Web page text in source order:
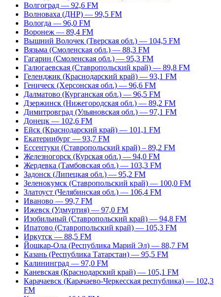
Волгоград — 92,6 FM
Волноваха (ДНР) — 99,5 FM
Вологда — 96,0 FM
Воронеж — 89,4 FM
Вышний Волочек (Тверская обл.) — 104,5 FM
Вязьма (Смоленская обл.) — 88,3 FM
Гагарин (Смоленская обл.) — 95,3 FM
Галюгаевская (Ставропольский край) — 89,8 FM
Геленджик (Краснодарский край) — 93,1 FM
Геническ (Херсонская обл.) — 96,6 FM
Далматово (Курганская обл.) — 96,5 FM
Дзержинск (Нижегородская обл.) — 89,2 FM
Димитровград (Ульяновская обл.) — 97,1 FM
Донецк — 102,6 FM
Ейск (Краснодарский край) — 101,1 FM
Екатеринбург — 93,7 FM
Ессентуки (Ставропольский край) – 89,2 FM
Железногорск (Курская обл.) — 94,0 FM
Жердевка (Тамбовская обл.) — 103,3 FM
Задонск (Липецкая обл.) — 95,2 FM
Зеленокумск (Ставропольский край) — 100,0 FM
Златоуст (Челябинская обл.) — 106,4 FM
Иваново — 99,7 FM
Ижевск (Удмуртия) — 97,0 FM
Изобильный (Ставропольский край) — 94,8 FM
Ипатово (Ставропольский край) — 105,3 FM
Иркутск — 88,5 FM
Йошкар-Ола (Республика Марий Эл) — 88,7 FM
Казань (Республика Татарстан) — 95,5 FM
Калининград — 97,0 FM
Каневская (Краснодарский край) — 105,1 FM
Карачаевск (Карачаево-Черкесская республика) — 102,3
FM